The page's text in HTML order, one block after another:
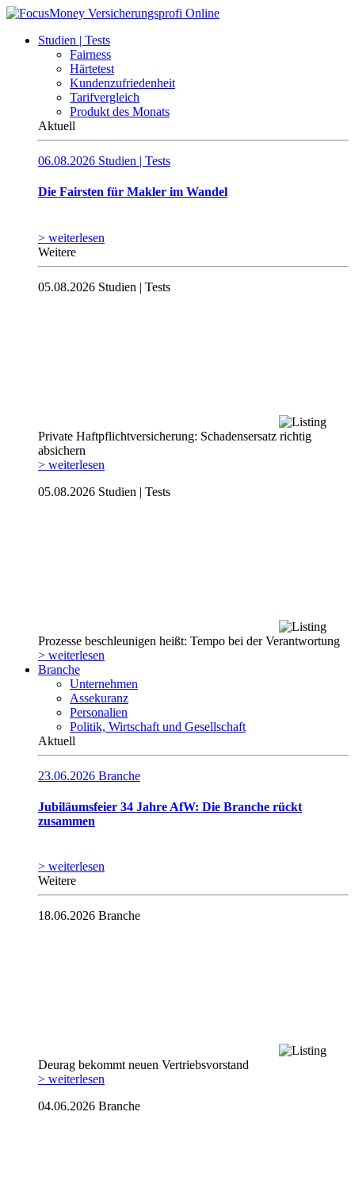
Studien | Tests
Fairness
Härtetest
Kundenzufriedenheit
Tarifvergleich
Produkt des Monats
Aktuell
06.08.2026 Studien | Tests
Die Fairsten für Makler im Wandel
> weiterlesen
Weitere
05.08.2026 Studien | Tests
Private Haftpflicht­versicherung: Schadensersatz richtig
absichern
> weiterlesen
05.08.2026 Studien | Tests
Prozesse beschleunigen heißt: Tempo bei der Verantwortung
> weiterlesen
Branche
Unternehmen
Assekuranz
Personalien
Politik, Wirtschaft und Gesellschaft
Aktuell
23.06.2026 Branche
Jubiläumsfeier 34 Jahre AfW: Die Branche rückt
zusammen
> weiterlesen
Weitere
18.06.2026 Branche
Deurag bekommt neuen Vertriebsvorstand
> weiterlesen
04.06.2026 Branche